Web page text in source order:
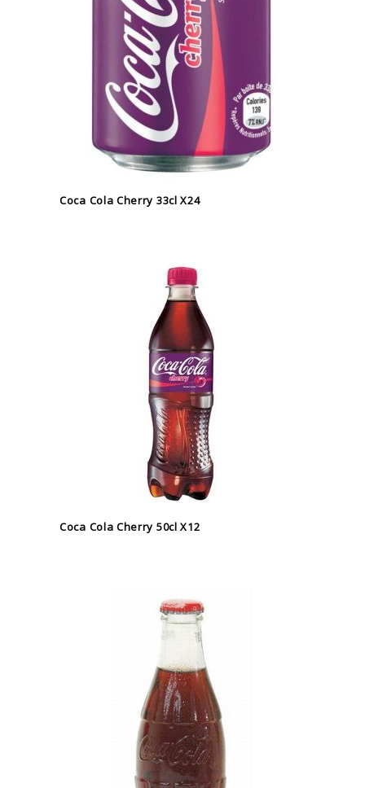
Coca Cola Cherry 33cl X24
Coca Cola Cherry 50cl X12